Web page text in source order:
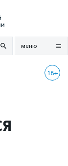
меню
18+